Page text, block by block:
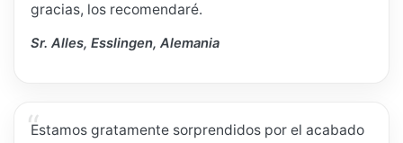
gracias, los recomendaré.
Sr. Alles, Esslingen, Alemania
Estamos gratamente sorprendidos por el acabado